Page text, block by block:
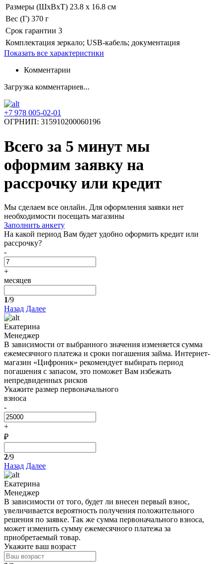
Размеры (ШхВхТ) 23.8 х 16.8 см
Вес (Г) 370 г
Срок гарантии 3
Комплектация зеркало; USB-кабель; документация
Показать все характеристики
Комментарии
Загрузка комментариев...
+7 978 005-02-01
ОГРНИП: 315910200060196
Всего за 5 минут мы
оформим заявку на
рассрочку или кредит
Мы сделаем все онлайн. Для оформления заявки нет
необходимости посещать магазины
Заполнить анкету
На какой период Вам будет удобно оформить кредит или
рассрочку?
-
+
месяцев
1/9
Назад Далее
Екатерина
Менеджер
В зависимости от выбранного значения изменяется сумма
ежемесячного платежа и сроки погашения займа. Интернет-
магазин «Цифроник» рекомендует выбирать период
погашения с запасом, это поможет Вам избежать
непредвиденных рисков
Укажите размер первоначального
взноса
-
+
₽
2/9
Назад Далее
Екатерина
Менеджер
В зависимости от того, будет ли внесен первый взнос,
увеличивается вероятность получения положительного
решения по заявке. Так же сумма первоначального взноса,
может изменить сумму ежемесячного платежа за
приобретаемый товар.
Укажите ваш возраст